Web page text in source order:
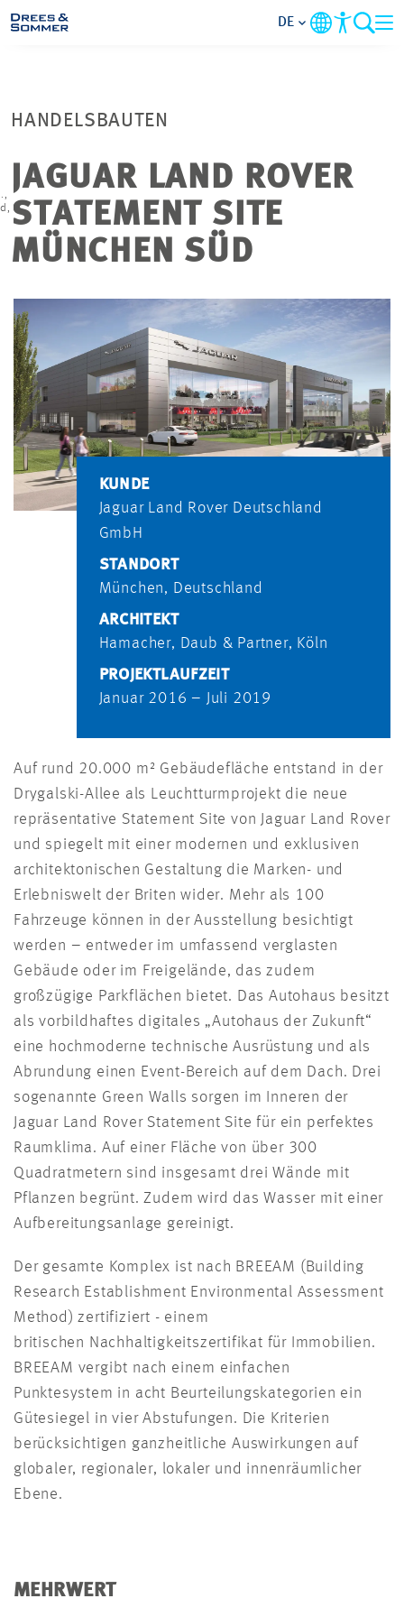
UNTERNEHMEN
IM FOKUS
PROJEKTE
KONTAKT
DE
HANDELSBAUTEN
JAGUAR LAND ROVER
STATEMENT SITE
MÜNCHEN SÜD
KUNDE
Jaguar Land Rover Deutschland
GmbH
STANDORT
München, Deutschland
ARCHITEKT
Hamacher, Daub & Partner, Köln
PROJEKTLAUFZEIT
Januar 2016 – Juli 2019
Auf rund 20.000 m² Gebäudefläche entstand in der
Drygalski-Allee als Leuchtturmprojekt die neue
repräsentative Statement Site von Jaguar Land Rover
und spiegelt mit einer modernen und exklusiven
architektonischen Gestaltung die Marken- und
Erlebniswelt der Briten wider. Mehr als 100
Fahrzeuge können in der Ausstellung besichtigt
werden – entweder im umfassend verglasten
Gebäude oder im Freigelände, das zudem
großzügige Parkflächen bietet. Das Autohaus besitzt
als vorbildhaftes digitales „Autohaus der Zukunft“
eine hochmoderne technische Ausrüstung und als
Abrundung einen Event-Bereich auf dem Dach. Drei
sogenannte Green Walls sorgen im Inneren der
Jaguar Land Rover Statement Site für ein perfektes
Raumklima. Auf einer Fläche von über 300
Quadratmetern sind insgesamt drei Wände mit
Pflanzen begrünt. Zudem wird das Wasser mit einer
Aufbereitungsanlage gereinigt.
Der gesamte Komplex ist nach BREEAM (Building
Research Establishment Environmental Assessment
Method) zertifiziert - einem
britischen Nachhaltigkeitszertifikat für Immobilien.
BREEAM vergibt nach einem einfachen
Punktesystem in acht Beurteilungskategorien ein
Gütesiegel in vier Abstufungen. Die Kriterien
berücksichtigen ganzheitliche Auswirkungen auf
globaler, regionaler, lokaler und innenräumlicher
Ebene.
MEHRWERT